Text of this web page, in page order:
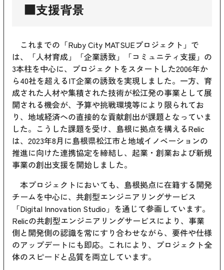
■支援背景
これまでの「Ruby City MATSUEプロジェクト」で
は、「人材育成」「企業誘致」「コミュニティ支援」の
3本柱を中心に、プロジェクトをスタートした2006年か
ら40社を超えるIT企業の誘致を実現しました。一方、育
成された人材や集積された技術が松江発の事業として展
開される機会が、予算や挑戦環境等により限られてお
り、地域経済への直接的な貢献創出が課題となっていま
した。こうした課題を受け、島根に拠点を構えるRelic
は、2023年8月に島根県松江市と地域イノベーションの
推進に向けた連携協定を締結し、起業・創業および新規
事業の創出支援を開始しました。
本プロジェクトにおいても、島根拠点に在籍する開発
チームを中心に、共創型エンジニアリングサービス
「Digital Innovation Studio」を通じて参画しています。
Relicの共創型エンジニアリングサービスにより、事業
側と開発側の認識を常にすり合わせながら、要件や仕様
のアップデートにも即応。これにより、プロジェクト全
体のスピードと品質を両立しています。